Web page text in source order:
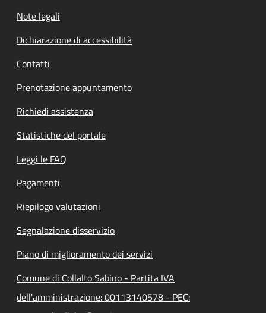
Note legali
Dichiarazione di accessibilità
Contatti
Prenotazione appuntamento
Richiedi assistenza
Statistiche del portale
Leggi le FAQ
Pagamenti
Riepilogo valutazioni
Segnalazione disservizio
Piano di miglioramento dei servizi
Comune di Collalto Sabino - Partita IVA
dell'amministrazione: 00113140578 - PEC: